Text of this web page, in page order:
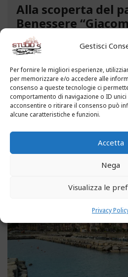
Gestisci
Per fornire le migliori esperienze,
per memorizzare e/o accedere alle
consenso a queste tecnologie ci
comportamento di navigazione o ID
acconsentire o ritirare il consenso può
alcune caratteristiche e funzioni.
Accetta
Nega
Visualizza le
Privacy
Alla scoperta del
Benessere
Novaro” a
A pochi passi dal mare, un
paradiso affascina i
Parco del Benessere
Costarainera nella Riviera
parco degli ex ospedali